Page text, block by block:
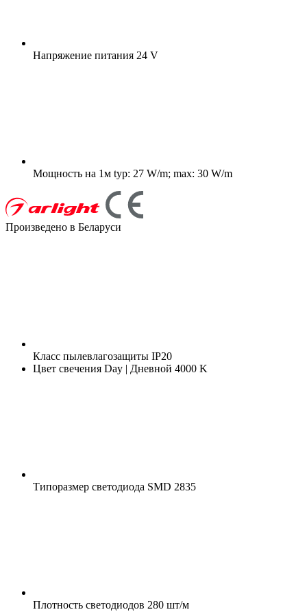
Напряжение питания 24 V
Мощность на 1м typ: 27 W/m; max: 30 W/m
Произведено в Беларуси
Класс пылевлагозащиты IP20
Цвет свечения Day | Дневной 4000 K
Типоразмер светодиода SMD 2835
Плотность светодиодов 280 шт/м